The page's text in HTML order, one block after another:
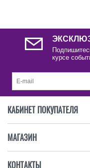
курсе
КАБИНЕТ ПОКУПАТЕЛЯ
МАГАЗИН
КОНТАКТЫ